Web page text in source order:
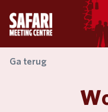
Ga terug